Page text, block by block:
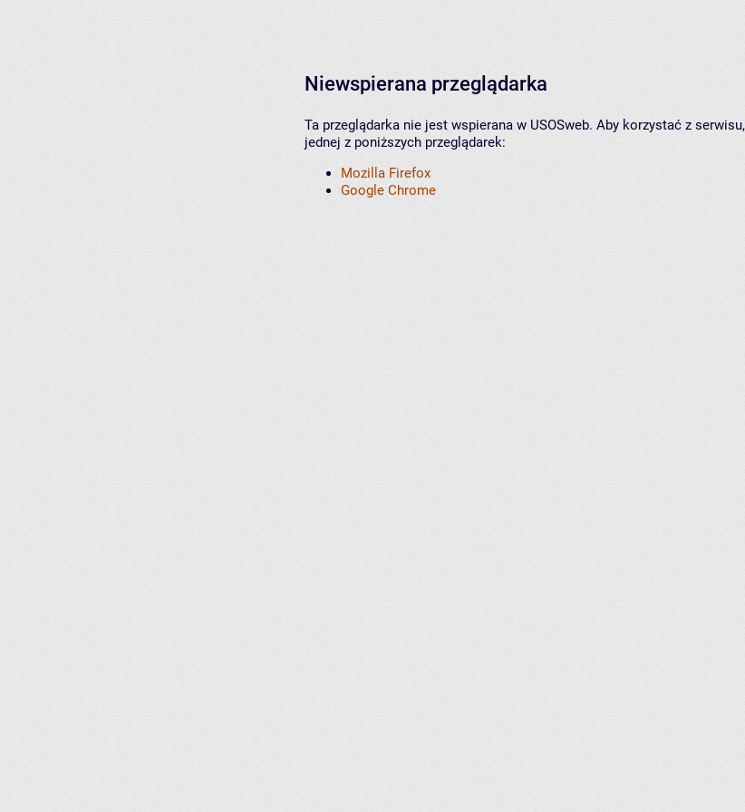
Niewspierana przeglądarka
Ta przeglądarka nie jest wspierana w USOSweb. Aby korzystać z
jednej z poniższych przeglądarek:
Mozilla Firefox
Google Chrome